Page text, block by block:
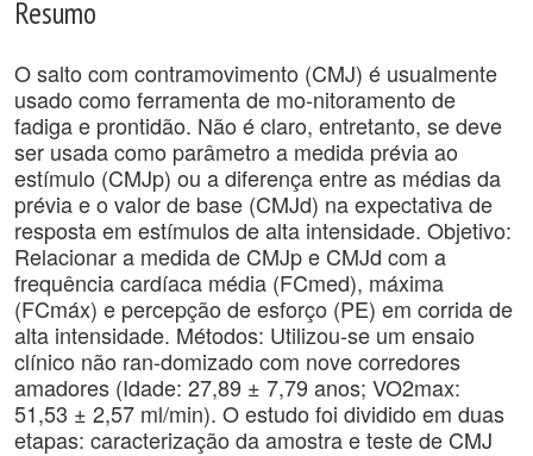
Resumo
O salto com contramovimento (CMJ) é usualmente
usado como ferramenta de mo-nitoramento de
fadiga e prontidão. Não é claro, entretanto, se deve
ser usada como parâmetro a medida prévia ao
estímulo (CMJp) ou a diferença entre as médias da
prévia e o valor de base (CMJd) na expectativa de
resposta em estímulos de alta intensidade. Objetivo:
Relacionar a medida de CMJp e CMJd com a
frequência cardíaca média (FCmed), máxima
(FCmáx) e percepção de esforço (PE) em corrida de
alta intensidade. Métodos: Utilizou-se um ensaio
clínico não ran-domizado com nove corredores
amadores (Idade: 27,89 ± 7,79 anos; VO2max:
51,53 ± 2,57 ml/min). O estudo foi dividido em duas
etapas: caracterização da amostra e teste de CMJ